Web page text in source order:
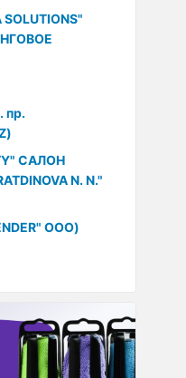
пр.
САЛОН
N. N."
ООО)